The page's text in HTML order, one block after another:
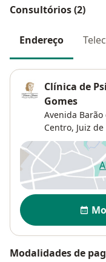
Consultórios (2)
Endereço
Clínica de
Gomes
Avenida Barão
Centro, Juiz de
Disponibilidade
Modalidades de